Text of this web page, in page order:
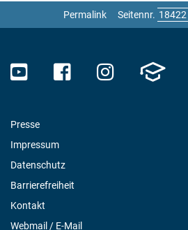
Permalink Seitennr.
Presse
Impressum
Datenschutz
Barrierefreiheit
Kontakt
Webmail / E-Mail